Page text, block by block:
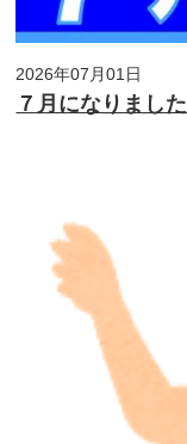
2026年07月01日
７月になりました